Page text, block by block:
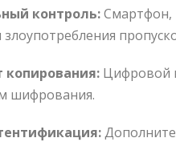
контроль:Смартфон,
Цифровой
шифрования.